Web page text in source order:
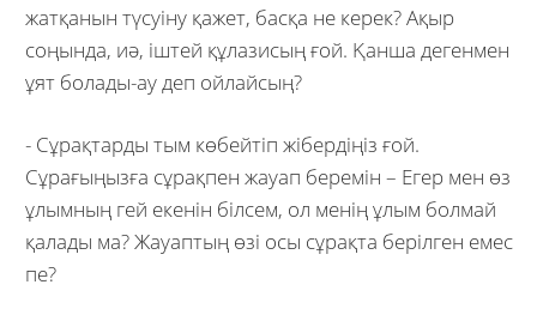
жатқанын түсуіну қажет, басқа не керек? Ақыр
соңында, иә, іштей құлазисың ғой. Қанша дегенмен
ұят болады-ау деп ойлайсың?
- Сұрақтарды тым көбейтіп жібердіңіз ғой.
Сұрағыңызға сұрақпен жауап беремін – Егер мен өз
ұлымның гей екенін білсем, ол менің ұлым болмай
қалады ма? Жауаптың өзі осы сұрақта берілген емес
пе?